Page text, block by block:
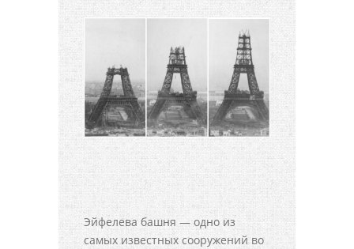
Эйфелева башня — одно из
самых известных сооружений во